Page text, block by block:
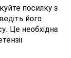
посилку з
його
Це необхідна